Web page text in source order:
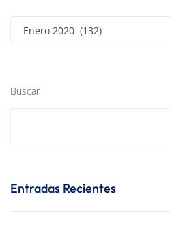
Enero 2020 (132)
Buscar
Entradas Recientes